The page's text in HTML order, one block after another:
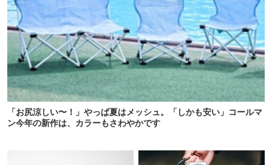
「お尻涼しい〜！」やっぱ夏はメッシュ。「しかも安い」コールマ
ン今年の新作は、カラーもさわやかです